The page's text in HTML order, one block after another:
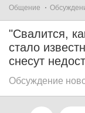
Общение
"Свалится,
стало
снесут
Обсуждение